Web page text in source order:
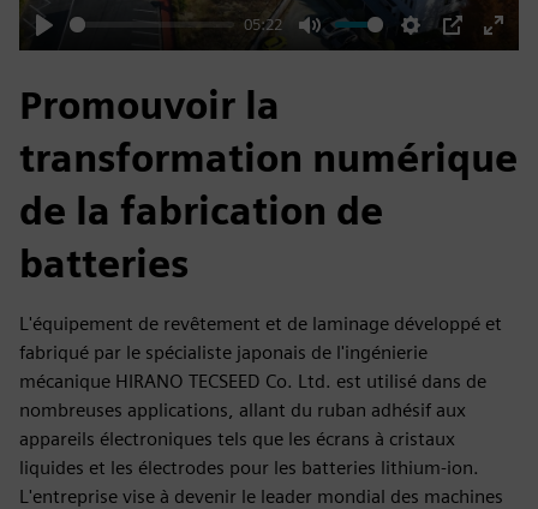
Play
05:22
Mute Settings
PIP
Enter
Promouvoir la
transformation numérique
de la fabrication de
batteries
L'équipement de revêtement et de laminage développé et
fabriqué par le spécialiste japonais de l'ingénierie
mécanique HIRANO TECSEED Co. Ltd. est utilisé dans de
nombreuses applications, allant du ruban adhésif aux
appareils électroniques tels que les écrans à cristaux
liquides et les électrodes pour les batteries lithium-ion.
L'entreprise vise à devenir le leader mondial des machines